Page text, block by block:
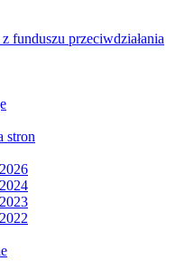
funduszu przeciwdziałania
stron